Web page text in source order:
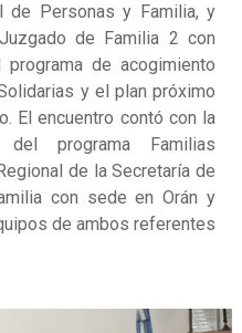
de Personas y Familia, y
de Familia 2 con
de acogimiento
y el plan próximo
El encuentro contó con la
programa Familias
de la Secretaría de
con sede en Orán y
de ambos referentes